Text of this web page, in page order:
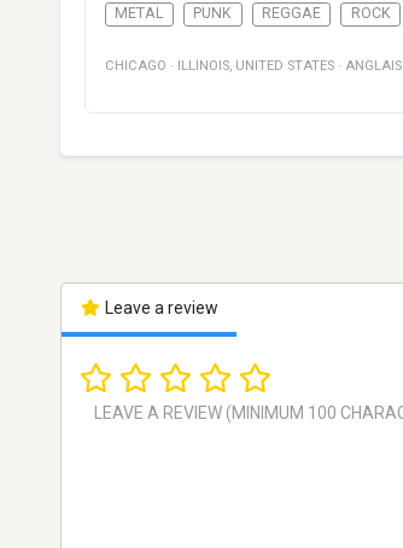
METAL PUNK REGGAE ROCK
CHICAGO · ILLINOIS, UNITED STATES · ANGLAIS
Leave a review